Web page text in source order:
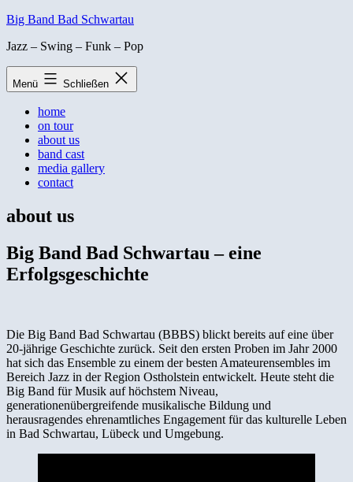
Zum
springen
Big Band Bad Schwartau
Jazz – Swing – Funk – Pop
Menü Schließen
home
on tour
about us
band cast
media gallery
contact
about us
Big Band Bad Schwartau – eine
Erfolgsgeschichte
Die Big Band Bad Schwartau (BBBS) blickt bereits auf eine über
20-jährige Geschichte zurück. Seit den ersten Proben im Jahr 2000
hat sich das Ensemble zu einem der besten Amateurensembles im
Bereich Jazz in der Region Ostholstein entwickelt. Heute steht die
Big Band für Musik auf höchstem Niveau,
generationenübergreifende musikalische Bildung und
herausragendes ehrenamtliches Engagement für das kulturelle Leben
in Bad Schwartau, Lübeck und Umgebung.